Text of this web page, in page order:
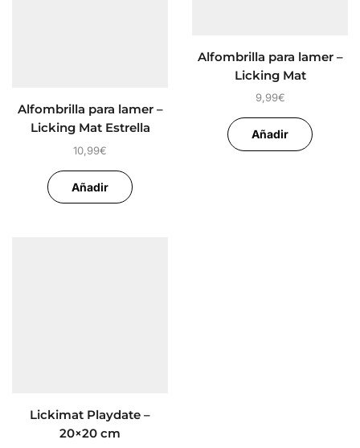
Alfombrilla para lamer –
Licking Mat Estrella
10,99€
Añadir
Alfombrilla para lamer –
Licking Mat
9,99€
Añadir
Lickimat Playdate –
20×20 cm